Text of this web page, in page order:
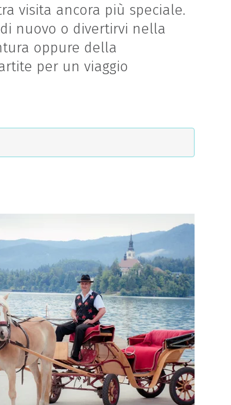
visita ancora più speciale.
nuovo o divertirvi nella
oppure della
per un viaggio